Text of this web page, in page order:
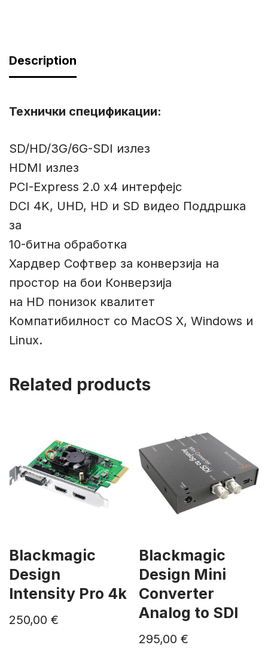
Description
Технички спецификации:
SD/HD/3G/6G-SDI излез
HDMI излез
PCI-Express 2.0 x4 интерфејс
DCI 4K, UHD, HD и SD видео Поддршка
за
10-битна обработка
Хардвер Софтвер за конверзија на
простор на бои Конверзија
на HD понизок квалитет
Компатибилност со MacOS X, Windows и
Linux.
Related products
Blackmagic
Design
Intensity Pro 4k
250,00 €
Blackmagic
Design Mini
Converter
Analog to SDI
295,00€